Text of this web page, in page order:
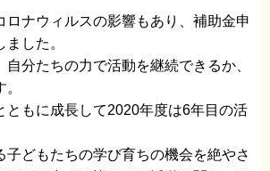
ナウィルスの影響もあり、補助金申
した。
分たちの力で活動を継続できるか、
もに成長して2020年度は6年目の活
どもたちの学び育ちの機会を絶やさ